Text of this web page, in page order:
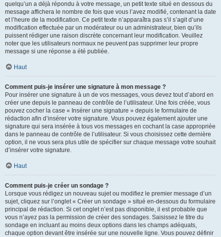
quelqu’un a déjà répondu à votre message, un petit texte situé en dessous du
message affichera le nombre de fois que vous l’avez modifié, contenant la date
et l’heure de la modification. Ce petit texte n’apparaîtra pas s’il s’agit d’une
modification effectuée par un modérateur ou un administrateur, bien qu’ils
puissent rédiger une raison discrète concernant leur modification. Veuillez
noter que les utilisateurs normaux ne peuvent pas supprimer leur propre
message si une réponse a été publiée.
Haut
Comment puis-je insérer une signature à mon message ?
Pour insérer une signature à un de vos messages, vous devez tout d’abord en
créer une depuis le panneau de contrôle de l’utilisateur. Une fois créée, vous
pouvez cocher la case « Insérer une signature » depuis le formulaire de
rédaction afin d’insérer votre signature. Vous pouvez également ajouter une
signature qui sera insérée à tous vos messages en cochant la case appropriée
dans le panneau de contrôle de l’utilisateur. Si vous choisissez cette dernière
option, il ne vous sera plus utile de spécifier sur chaque message votre souhait
d’insérer votre signature.
Haut
Comment puis-je créer un sondage ?
Lorsque vous rédigez un nouveau sujet ou modifiez le premier message d’un
sujet, cliquez sur l’onglet « Créer un sondage » situé en-dessous du formulaire
principal de rédaction. Si cet onglet n’est pas disponible, il est probable que
vous n’ayez pas la permission de créer des sondages. Saisissez le titre du
sondage en incluant au moins deux options dans les champs adéquats,
chaque option devant être insérée sur une nouvelle ligne. Vous pouvez définir